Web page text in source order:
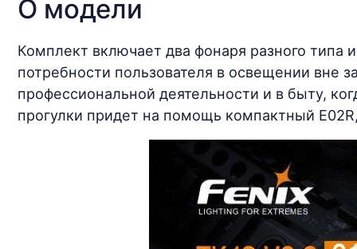
О модели
Комплект включает два фонаря разного типа
потребности пользователя в освещении вне
профессиональной деятельности и в быту,
прогулки придет на помощь компактный